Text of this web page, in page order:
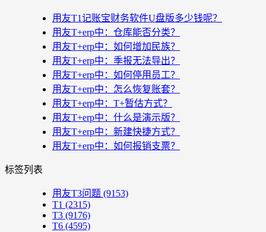
用友T1记账宝财务软件U盘版多少钱呢？
用友T+erp中：仓库能否分类？
用友T+erp中：如何增加民族？
用友T+erp中：季报无法导出？
用友T+erp中：如何停用员工？
用友T+erp中：怎么恢复账套？
用友T+erp中：T+暂估方式？
用友T+erp中：什么是演示版？
用友T+erp中：新建快捷方式？
用友T+erp中：如何报销支票？
标签列表
用友T3问题 (9153)
T1 (2315)
T3 (9176)
T6 (4595)